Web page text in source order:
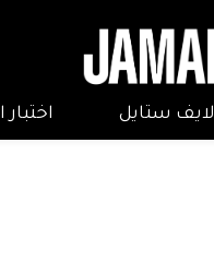
لايف ستايل